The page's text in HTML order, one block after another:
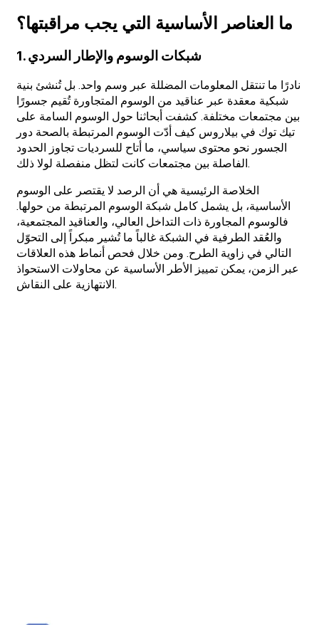
ما العناصر الأساسية التي يجب مراقبتها؟
1. شبكات الوسوم والإطار السردي
نادرًا ما تنتقل المعلومات المضللة عبر وسم واحد. بل تُنشئ بنية
شبكية معقدة عبر عناقيد من الوسوم المتجاورة تُقيم جسورًا
بين مجتمعات مختلفة. كشفت أبحاثنا حول الوسوم السامة على
تيك توك في بيلاروس كيف أدّت الوسوم المرتبطة بالصحة دور
الجسور نحو محتوى سياسي، ما أتاح للسرديات تجاوز الحدود
الفاصلة بين مجتمعات كانت لتظل منفصلة لولا ذلك.
الخلاصة الرئيسية هي أن الرصد لا يقتصر على الوسوم
الأساسية، بل يشمل كامل شبكة الوسوم المرتبطة من حولها.
فالوسوم المجاورة ذات التداخل العالي، والعناقيد المجتمعية،
والعُقد الطرفية في الشبكة غالباً ما تُشير مبكراً إلى التحوّل
التالي في زاوية الطرح. ومن خلال فحص أنماط هذه العلاقات
عبر الزمن، يمكن تمييز الأطر الأساسية عن محاولات الاستحواذ
الانتهازية على النقاش.